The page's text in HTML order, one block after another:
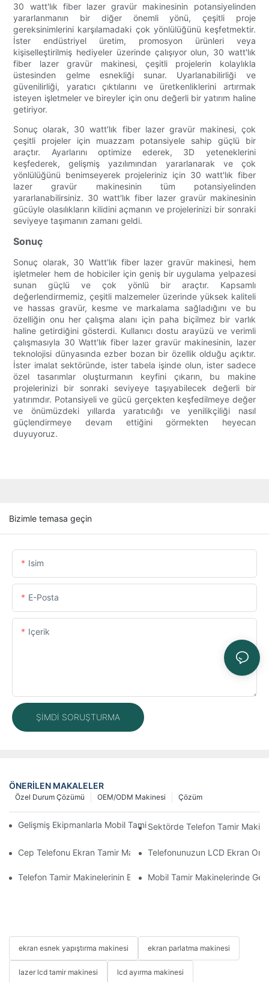
30 watt'lık fiber lazer gravür makinesinin potansiyelinden
yararlanmanın bir diğer önemli yönü, çeşitli proje
gereksinimlerini karşılamadaki çok yönlülüğünü keşfetmektir.
İster endüstriyel üretim, promosyon ürünleri veya
kişiselleştirilmiş hediyeler üzerinde çalışıyor olun, 30 watt'lık
fiber lazer gravür makinesi, çeşitli projelerin kolaylıkla
üstesinden gelme esnekliği sunar. Uyarlanabilirliği ve
güvenilirliği, yaratıcı çıktılarını ve üretkenliklerini artırmak
isteyen işletmeler ve bireyler için onu değerli bir yatırım haline
getiriyor.
Sonuç olarak, 30 watt'lık fiber lazer gravür makinesi, çok
çeşitli projeler için muazzam potansiyele sahip güçlü bir
araçtır. Ayarlarını optimize ederek, 3D yeteneklerini
keşfederek, gelişmiş yazılımından yararlanarak ve çok
yönlülüğünü benimseyerek projeleriniz için 30 watt'lık fiber
lazer gravür makinesinin tüm potansiyelinden
yararlanabilirsiniz. 30 watt'lık fiber lazer gravür makinesinin
gücüyle olasılıkların kilidini açmanın ve projelerinizi bir sonraki
seviyeye taşımanın zamanı geldi.
Sonuç
Sonuç olarak, 30 Watt'lık fiber lazer gravür makinesi, hem
işletmeler hem de hobiciler için geniş bir uygulama yelpazesi
sunan güçlü ve çok yönlü bir araçtır. Kapsamlı
değerlendirmemiz, çeşitli malzemeler üzerinde yüksek kaliteli
ve hassas gravür, kesme ve markalama sağladığını ve bu
özelliğin onu her çalışma alanı için paha biçilmez bir varlık
haline getirdiğini gösterdi. Kullanıcı dostu arayüzü ve verimli
çalışmasıyla 30 Watt'lık fiber lazer gravür makinesinin, lazer
teknolojisi dünyasında ezber bozan bir özellik olduğu açıktır.
İster imalat sektöründe, ister tabela işinde olun, ister sadece
özel tasarımlar oluşturmanın keyfini çıkarın, bu makine
projelerinizi bir sonraki seviyeye taşıyabilecek değerli bir
yatırımdır. Potansiyeli ve gücü gerçekten keşfedilmeye değer
ve önümüzdeki yıllarda yaratıcılığı ve yenilikçiliği nasıl
güçlendirmeye devam ettiğini görmekten heyecan
duyuyoruz.
Bizimle temasa geçin
Isim
E-Posta
Içerik
ŞIMDI SORUŞTURMA
ÖNERILEN MAKALELER
Çözüm
OEM/ODM Makinesi
Özel Durum Çözümü
Gelişmiş Ekipmanlarla Mobil Tamir İş Akışınızı Nasıl
Sektörde Telefon Tamir
Cep Telefonu Ekran Tamir Makineniz İçin Doğru Aksesuarları
Telefonunuzun LCD Ekran
Telefon Tamir Makinelerinin Ekran ve Batarya Değişiminde
Mobil Tamir Makinelerinde
ekran esnek yapıştırma makinesi ekran parlatma makinesi
lazer lcd tamir makinesi lcd ayırma makinesi